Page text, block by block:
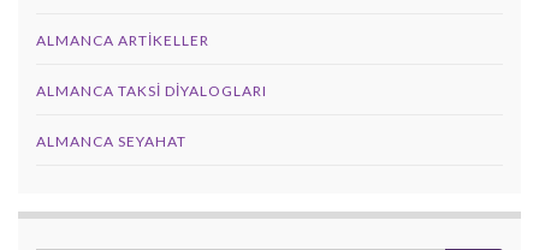
ALMANCA ARTIKELLER
ALMANCA TAKSI DIYALOGLARI
ALMANCA SEYAHAT